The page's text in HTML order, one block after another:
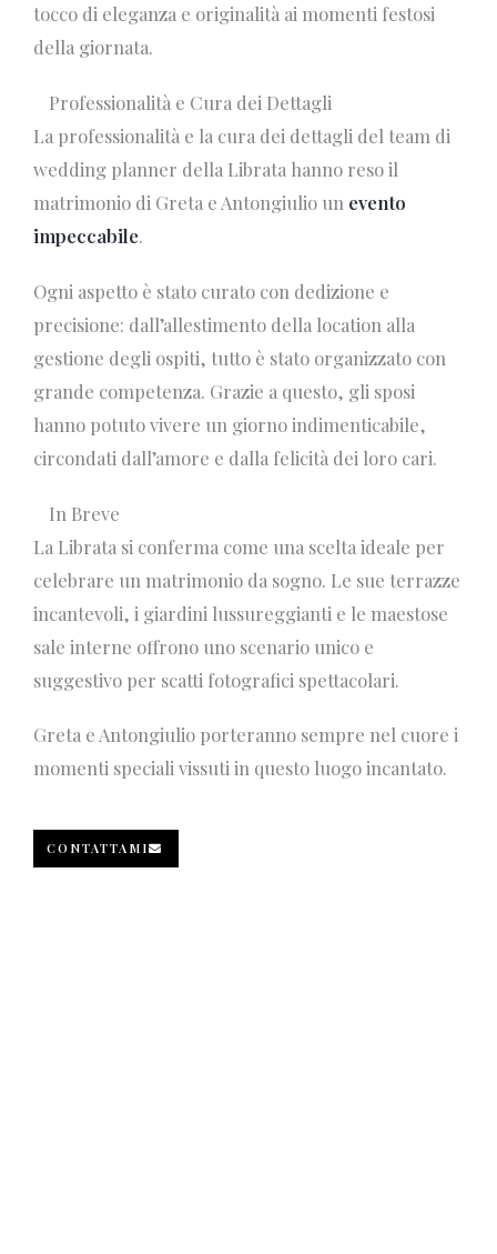
tocco di eleganza e originalità ai momenti festosi
della giornata.
Professionalità e Cura dei Dettagli
La professionalità e la cura dei dettagli del team di
wedding planner della Librata hanno reso il
matrimonio di Greta e Antongiulio un evento
impeccabile.
Ogni aspetto è stato curato con dedizione e
precisione: dall’allestimento della location alla
gestione degli ospiti, tutto è stato organizzato con
grande competenza. Grazie a questo, gli sposi
hanno potuto vivere un giorno indimenticabile,
circondati dall’amore e dalla felicità dei loro cari.
In Breve
La Librata si conferma come una scelta ideale per
celebrare un matrimonio da sogno. Le sue terrazze
incantevoli, i giardini lussureggianti e le maestose
sale interne offrono uno scenario unico e
suggestivo per scatti fotografici spettacolari.
Greta e Antongiulio porteranno sempre nel cuore i
momenti speciali vissuti in questo luogo incantato.
CONTATTAMI